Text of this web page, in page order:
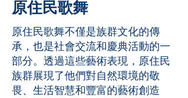
原住民歌舞
原住民歌舞不僅是族群文化的傳
承，也是社會交流和慶典活動的一
部分。透過這些藝術表現，原住民
族群展現了他們對自然環境的敬
畏、生活智慧和豐富的藝術創造